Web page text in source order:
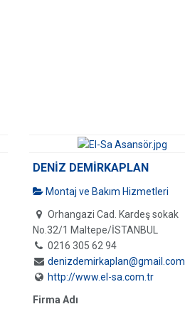
DENİZ DEMİRKAPLAN
Montaj ve Bakım Hizmetleri
Orhangazi Cad. Kardeş sokak
No.32/1 Maltepe/İSTANBUL
0216 305 62 94
denizdemirkaplan@gmail.com
http://www.el-sa.com.tr
Firma Adı